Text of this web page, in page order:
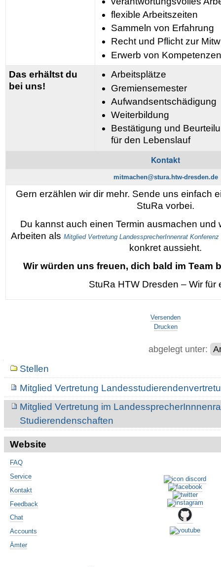
flexible Arbeitszeiten
Sammeln von Erfahrung
Recht und Pflicht zur
Erwerb von Kompetenzen
Das erhältst du
bei uns!
Arbeitsplätze
Gremiensemester
Aufwandsentschädigung
Weiterbildung
Bestätigung und
für den Lebenslauf
Kontakt
mitmachen@stura.htw-dresden.de
Gern erzählen wir dir mehr. Sende uns einfach
StuRa vorbei.
Du kannst auch einen Termin ausmachen und
Arbeiten als Mitglied Vertretung LandessprecherInnenratKonferenz
konkret aussieht.
Wir würden uns freuen, dich bald im Team
StuRa HTW Dresden – Wir für
Versenden
Drucken
abgelegt unter:
Navigation
Stellen
Mitglied Vertretung
Mitglied Vertretung im
Studierendenschaften
Website
FAQ
Service
Kontakt
Feedback
Chat
Accounts
Ämter